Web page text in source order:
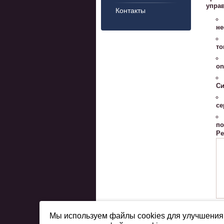
Контакты
Мы используем файлы cookies для